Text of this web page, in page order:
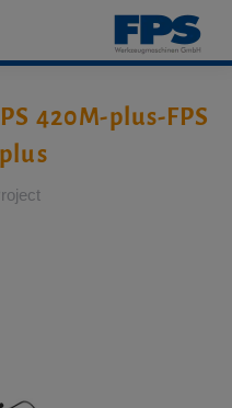
420M-plus-FPS
sich hier: